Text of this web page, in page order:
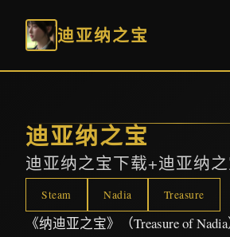
迪亚纳之宝
迪亚纳之宝
迪亚纳之宝下载+迪亚纳
Steam Nadia Treasure
《纳迪亚之宝》（Treasure of